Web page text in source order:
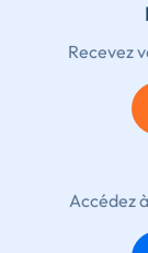
Recevez
Accédez